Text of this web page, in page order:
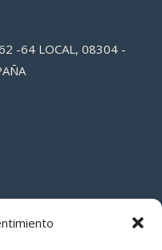
-64 LOCAL, 08304 -